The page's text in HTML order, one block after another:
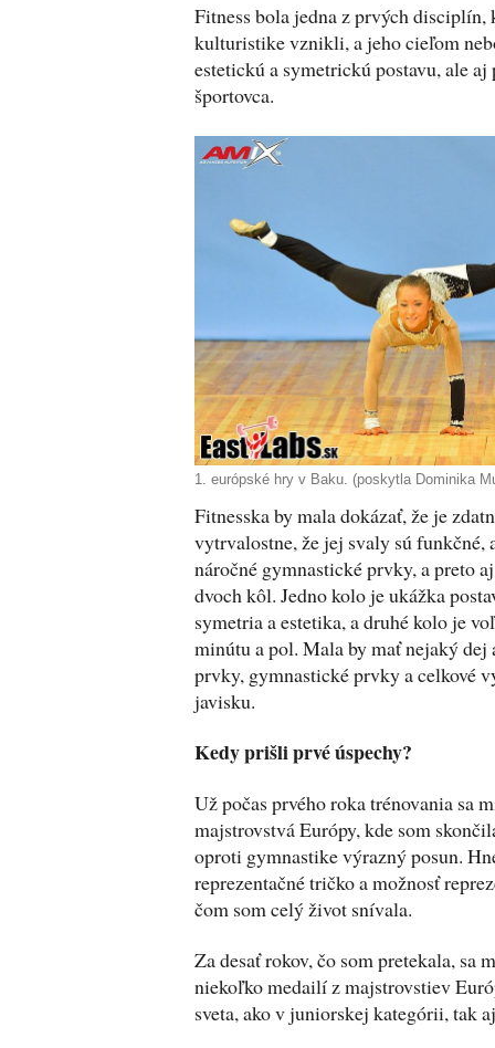
Fitness bola jedna z prvých disciplín,
kulturistike vznikli, a jeho cieľom
estetickú a symetrickú postavu, ale
športovca.
1. európské hry v Baku. (poskytla Dominika
Fitnesska by mala dokázať, že je
vytrvalostne, že jej svaly sú funkčné,
náročné gymnastické prvky, a preto
dvoch kôl. Jedno kolo je ukážka
symetria a estetika, a druhé kolo je
minútu a pol. Mala by mať nejaký dej
prvky, gymnastické prvky a celkové
javisku.
Kedy prišli prvé úspechy?
Už počas prvého roka trénovania sa
majstrovstvá Európy, kde som
oproti gymnastike výrazný posun.
reprezentačné tričko a možnosť
čom som celý život snívala.
Za desať rokov, čo som pretekala, sa
niekoľko medailí z majstrovstiev
sveta, ako v juniorskej kategórii, tak